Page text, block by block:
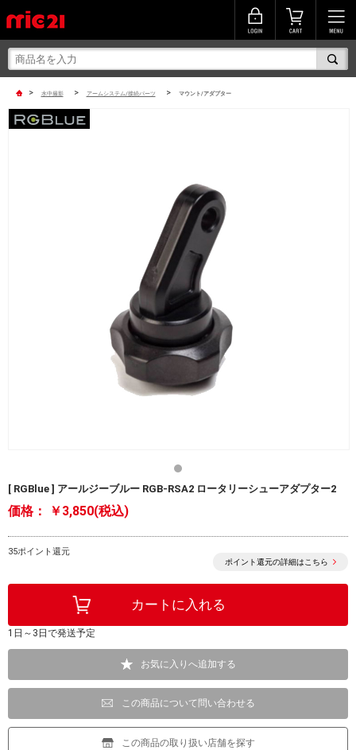
> 水中撮影 > アームシステム/接続パーツ > マウント/アダプター
[ RGBlue ] アールジーブルー RGB-RSA2 ロータリーシューアダプター2
価格： ￥3,850(税込)
35ポイント還元
ポイント還元の詳細はこちら
1日～3日で発送予定
お気に入りへ追加する
この商品について問い合わせる
この商品の取り扱い店舗を探す